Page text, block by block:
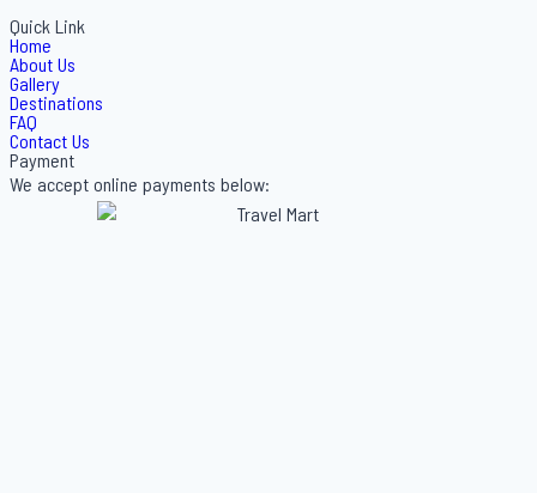
Quick Link
Home
About Us
Gallery
Destinations
FAQ
Contact Us
Payment
We accept online payments below: